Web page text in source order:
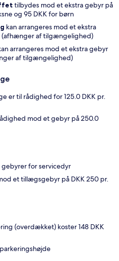
tilbydes mod et ekstra gebyr på
og 95 DKK for børn
kan arrangeres mod et ekstra
(afhænger af tilgængelighed)
arrangeres mod et ekstra gebyr
af tilgængelighed)
er til rådighed for 125.0 DKK pr.
mod et gebyr på 250.0
for servicedyr
et tillægsgebyr på DKK 250 pr.
(overdækket) koster 148 DKK